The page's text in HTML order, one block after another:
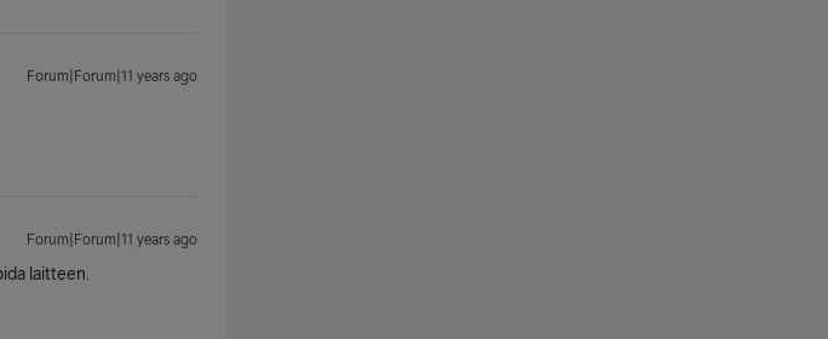
Forum|Forum|11 years ago
Forum|Forum|11 years ago
laitteen.